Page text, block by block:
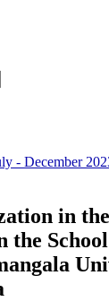
- December
in
the